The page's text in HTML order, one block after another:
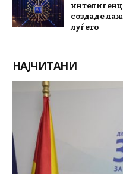
создаде
луѓето
НАЈЧИТАНИ